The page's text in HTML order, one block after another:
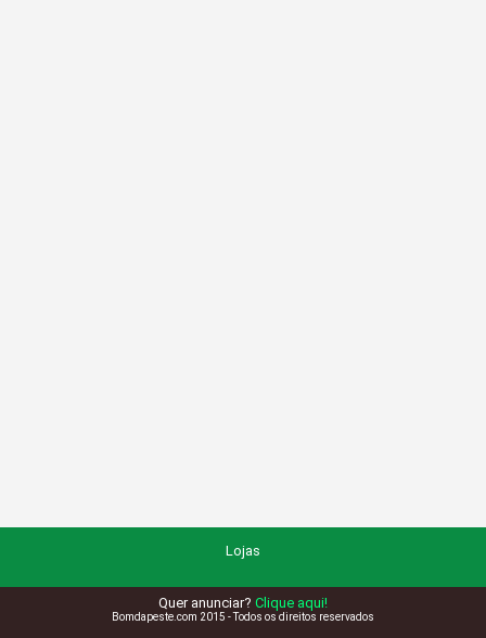
Lojas
Quer anunciar? Clique aqui!
Bomdapeste.com 2015 - Todos os direitos reservados